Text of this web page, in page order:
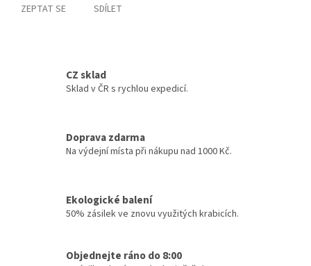
ZEPTAT SE SDÍLET
CZ sklad
Sklad v ČR s rychlou expedicí.
Doprava zdarma
Na výdejní místa při nákupu nad 1000 Kč.
Ekologické balení
50% zásilek ve znovu využitých krabicích.
Objednejte ráno do 8:00